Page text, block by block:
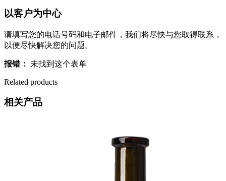
以客户为中心
请填写您的电话号码和电子邮件，我们将尽快与您取得联系，
以便尽快解决您的问题。
报错： 未找到这个表单
Related products
相关产品